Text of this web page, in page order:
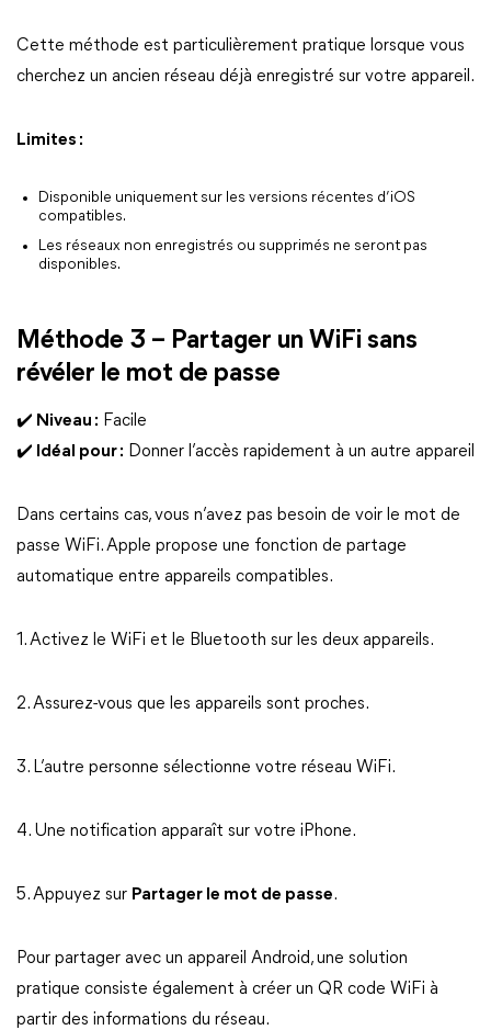
Cette méthode est particulièrement pratique lorsque vous
cherchez un ancien réseau déjà enregistré sur votre appareil.
Limites :
Disponible uniquement sur les versions récentes d’iOS
compatibles.
Les réseaux non enregistrés ou supprimés ne seront pas
disponibles.
Méthode 3 – Partager un WiFi sans
révéler le mot de passe
✔️ Niveau : Facile
✔️ Idéal pour : Donner l’accès rapidement à un autre appareil
Dans certains cas, vous n’avez pas besoin de voir le mot de
passe WiFi. Apple propose une fonction de partage
automatique entre appareils compatibles.
1. Activez le WiFi et le Bluetooth sur les deux appareils.
2. Assurez-vous que les appareils sont proches.
3. L’autre personne sélectionne votre réseau WiFi.
4. Une notification apparaît sur votre iPhone.
5. Appuyez sur Partager le mot de passe.
Pour partager avec un appareil Android, une solution
pratique consiste également à créer un QR code WiFi à
partir des informations du réseau.